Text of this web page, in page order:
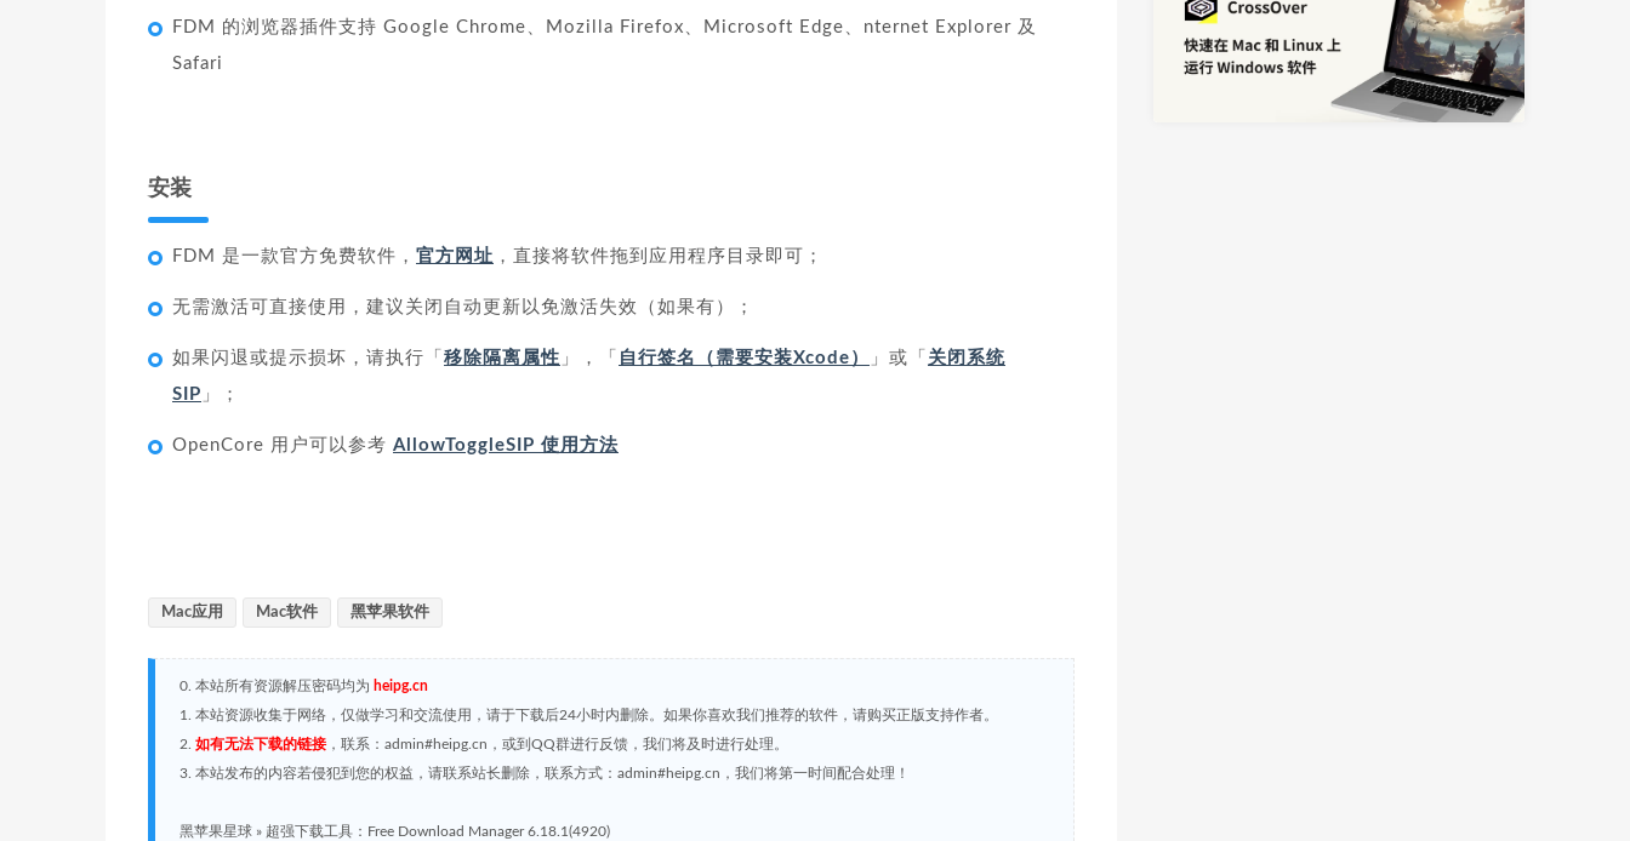
FDM 的浏览器插件支持 Google Chrome、Mozilla Firefox、Microsoft Edge、nternet Explorer 及
Safari
安装
FDM 是一款官方免费软件， 官方网址 ，直接将软件拖到应用程序目录即可；
无需激活可直接使用，建议关闭自动更新以免激活失效（如果有）；
如果闪退或提示损坏，请执行「 移除隔离属性 」，「 自行签名（需要安装Xcode） 」或「 关闭系统
SIP 」；
OpenCore 用户可以参考 AllowToggleSIP 使用方法
Mac应用 Mac软件 黑苹果软件
0. 本站所有资源解压密码均为 heipg.cn
1. 本站资源收集于网络，仅做学习和交流使用，请于下载后24小时内删除。如果你喜欢我们推荐的软件，请购买正版支持作者。
2. 如有无法下载的链接，联系：admin#heipg.cn，或到QQ群进行反馈，我们将及时进行处理。
3. 本站发布的内容若侵犯到您的权益，请联系站长删除，联系方式：admin#heipg.cn，我们将第一时间配合处理！
黑苹果星球 » 超强下载工具：Free Download Manager 6.18.1(4920)